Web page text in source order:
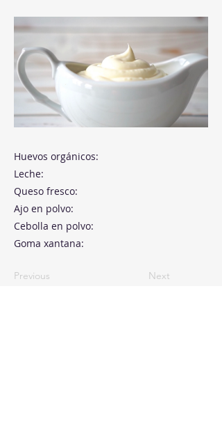
Huevos orgánicos:
Leche:
Queso fresco:
Ajo en polvo:
Cebolla en polvo:
Goma xantana:
Previous Next